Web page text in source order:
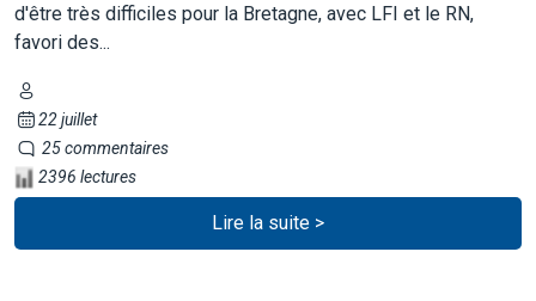
d'être très difficiles pour la Bretagne, avec LFI et le RN,
favori des...
22 juillet
25 commentaires
2396 lectures
Lire la suite >